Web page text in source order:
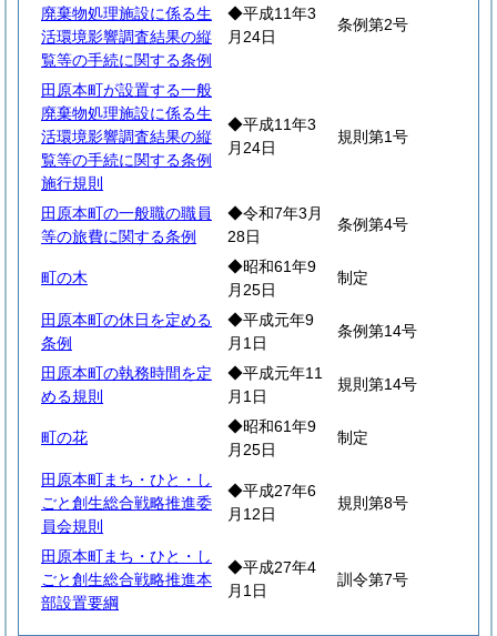
廃棄物処理施設に係る生
活環境影響調査結果の縦
覧等の手続に関する条例
◆平成11年3
月24日
条例第2号
田原本町が設置する一般
廃棄物処理施設に係る生
活環境影響調査結果の縦
覧等の手続に関する条例
施行規則
◆平成11年3
月24日
規則第1号
田原本町の一般職の職員
等の旅費に関する条例
◆令和7年3月
28日
条例第4号
町の木
◆昭和61年9
月25日
制定
田原本町の休日を定める
条例
◆平成元年9
月1日
条例第14号
田原本町の執務時間を定
める規則
◆平成元年11
月1日
規則第14号
町の花
◆昭和61年9
月25日
制定
田原本町まち・ひと・し
ごと創生総合戦略推進委
員会規則
◆平成27年6
月12日
規則第8号
田原本町まち・ひと・し
ごと創生総合戦略推進本
部設置要綱
◆平成27年4
月1日
訓令第7号